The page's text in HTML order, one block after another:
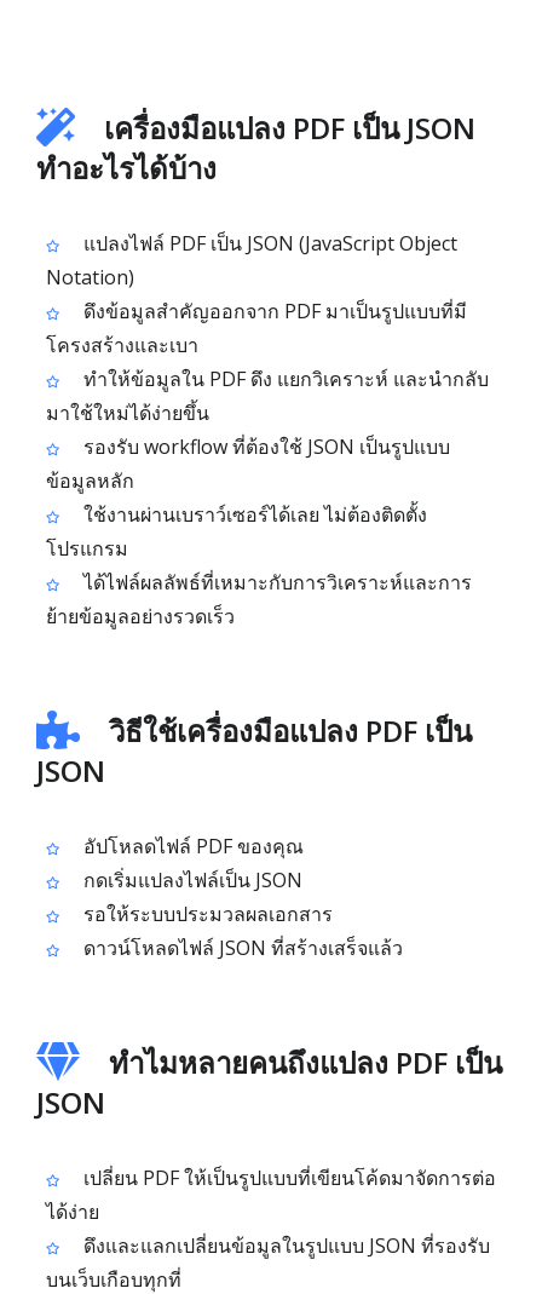
เครื่องมือแปลง PDF เป็น JSON
ทำอะไรได้บ้าง
แปลงไฟล์ PDF เป็น JSON (JavaScript Object
Notation)
ดึงข้อมูลสำคัญออกจาก PDF มาเป็นรูปแบบที่มี
โครงสร้างและเบา
ทำให้ข้อมูลใน PDF ดึง แยกวิเคราะห์ และนำกลับ
มาใช้ใหม่ได้ง่ายขึ้น
รองรับ workflow ที่ต้องใช้ JSON เป็นรูปแบบ
ข้อมูลหลัก
ใช้งานผ่านเบราว์เซอร์ได้เลย ไม่ต้องติดตั้ง
โปรแกรม
ได้ไฟล์ผลลัพธ์ที่เหมาะกับการวิเคราะห์และการ
ย้ายข้อมูลอย่างรวดเร็ว
วิธีใช้เครื่องมือแปลง PDF เป็น
JSON
อัปโหลดไฟล์ PDF ของคุณ
กดเริ่มแปลงไฟล์เป็น JSON
รอให้ระบบประมวลผลเอกสาร
ดาวน์โหลดไฟล์ JSON ที่สร้างเสร็จแล้ว
ทำไมหลายคนถึงแปลง PDF เป็น
JSON
เปลี่ยน PDF ให้เป็นรูปแบบที่เขียนโค้ดมาจัดการต่อ
ได้ง่าย
ดึงและแลกเปลี่ยนข้อมูลในรูปแบบ JSON ที่รองรับ
บนเว็บเกือบทุกที่